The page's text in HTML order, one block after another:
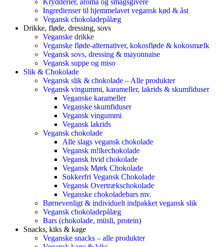
Krydderier, aroma og smagsgivere
Ingredienser til hjemmelavet vegansk kød & åst
Vegansk chokoladepålæg
Drikke, fløde, dressing, sovs
Veganske drikke
Veganske fløde-alternativer, kokosfløde & kokosmælk
Vegansk sovs, dressing & mayonnaise
Vegansk suppe og miso
Slik & Chokolade
Vegansk slik & chokolade – Alle produkter
Vegansk vingummi, karameller, lakrids & skumfiduser
Veganske karameller
Veganske skumfiduser
Vegansk vingummi
Vegansk lakrids
Vegansk chokolade
Alle slags vegansk chokolade
Vegansk m!lkechokolade
Vegansk hvid chokolade
Vegansk Mørk Chokolade
Sukkerfri Vegansk Chokolade
Vegansk Overtrækschokolade
Veganske chokoladebars mv.
Børnevenligt & individuelt indpakket vegansk slik
Vegansk chokoladepålæg
Bars (chokolade, müsli, protein)
Snacks, kiks & kage
Veganske snacks – alle produkter